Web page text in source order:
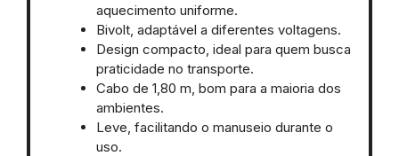
aquecimento uniforme.
Bivolt, adaptável a diferentes voltagens.
Design compacto, ideal para quem busca
praticidade no transporte.
Cabo de 1,80 m, bom para a maioria dos
ambientes.
Leve, facilitando o manuseio durante o
uso.